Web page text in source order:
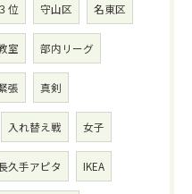
３位 守山区 名東区
室 部内リーグ
張 真剣
入れ替え戦 女子
久手アピタ IKEA